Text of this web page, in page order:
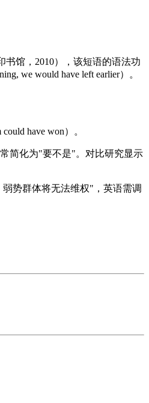
馆，2010），该短语的语法功
we would have left earlier）。
have won）。
简化为"要不是"。对比研究显示
势群体将无法维权"，英语需调